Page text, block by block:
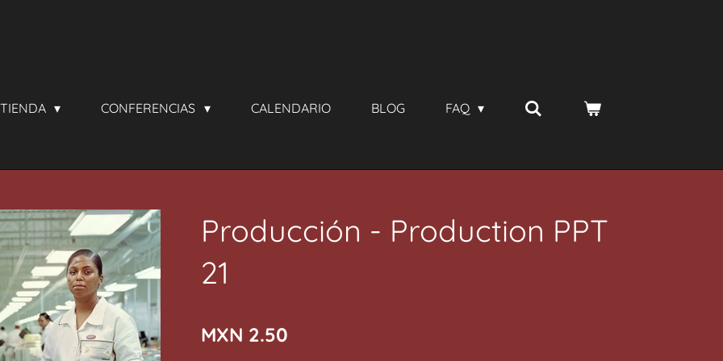
TIENDA CONFERENCIAS CALENDARIO BLOG FAQ
Producción - Production PPT
21
MXN 2.50